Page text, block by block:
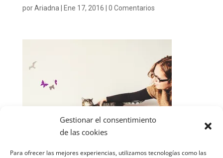
Gestionar el consentimiento
de las cookies
Para ofrecer las mejores experiencias, utilizamos tecnologías como las
porAriadna Ene 17, 2016 0 Comentarios